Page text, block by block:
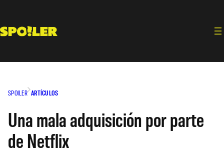
contenido
SPOILER ARTÍCULOS
Una mala adquisición por parte
de Netflix